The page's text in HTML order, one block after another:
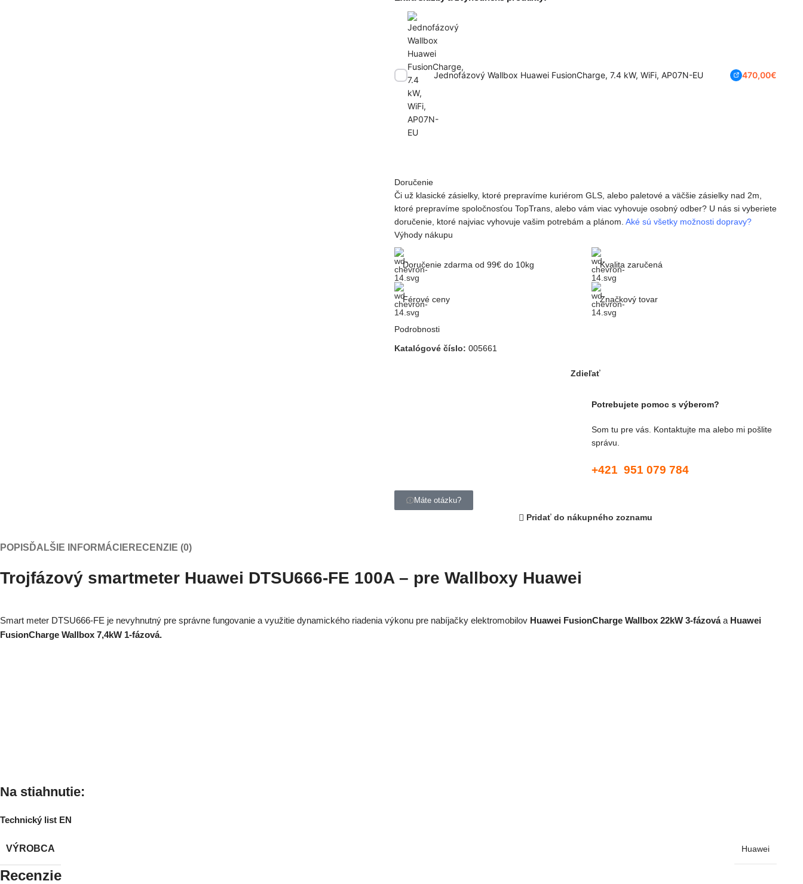
Jednofázový Wallbox Huawei FusionCharge, 7.4 kW, WiFi, AP07N-EU 470,00€
Doručenie
Či už klasické zásielky, ktoré prepravíme kuriérom GLS, alebo paletové a väčšie zásielky nad 2m,
ktoré prepravíme spoločnosťou TopTrans, alebo vám viac vyhovuje osobný odber? U nás si vyberiete
doručenie, ktoré najviac vyhovuje vašim potrebám a plánom. Aké sú všetky možnosti dopravy?
Výhody nákupu
Doručenie zdarma od 99€ do 10kg
Férové ceny
Kvalita zaručená
Značkový tovar
Podrobnosti
Katalógové číslo: 005661
Zdieľať
Potrebujete pomoc s výberom?
Som tu pre vás. Kontaktujte ma alebo mi pošlite
správu.
+421 951 079 784
Máte otázku?
Pridať do nákupného zoznamu
POPIS ĎALŠIE INFORMÁCIE RECENZIE (0)
Trojfázový smartmeter Huawei DTSU666-FE 100A – pre Wallboxy Huawei
Smart meter DTSU666-FE je nevyhnutný pre správne fungovanie a využitie dynamického riadenia výkonu pre nabíjačky elektromobilov Huawei FusionCharge Wallbox 22kW 3-fázováa Huawei
FusionCharge Wallbox 7,4kW 1-fázová.
Na stiahnutie:
Technický list EN
VÝROBCA Huawei
Recenzie